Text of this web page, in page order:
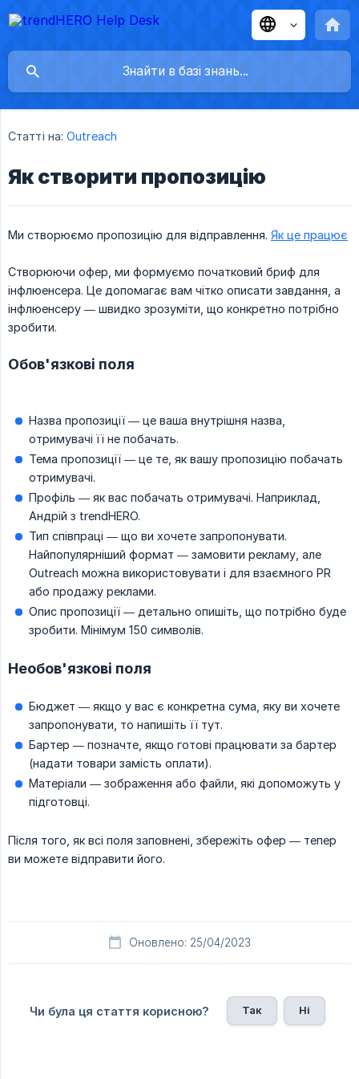
Статті на: Outreach
Як створити пропозицію
Ми створюємо пропозицію для відправлення. Як це працює
Створюючи офер, ми формуємо початковий бриф для
інфлюенсера. Це допомагає вам чітко описати завдання, а
інфлюенсеру — швидко зрозуміти, що конкретно потрібно
зробити.
Обов'язкові поля
Назва пропозиції — це ваша внутрішня назва,
отримувачі її не побачать.
Тема пропозиції — це те, як вашу пропозицію побачать
отримувачі.
Профіль — як вас побачать отримувачі. Наприклад,
Андрій з trendHERO.
Тип співпраці — що ви хочете запропонувати.
Найпопулярніший формат — замовити рекламу, але
Outreach можна використовувати і для взаємного PR
або продажу реклами.
Опис пропозиції — детально опишіть, що потрібно буде
зробити. Мінімум 150 символів.
Необов'язкові поля
Бюджет — якщо у вас є конкретна сума, яку ви хочете
запропонувати, то напишіть її тут.
Бартер — позначте, якщо готові працювати за бартер
(надати товари замість оплати).
Матеріали — зображення або файли, які допоможуть у
підготовці.
Після того, як всі поля заповнені, збережіть офер — тепер
ви можете відправити його.
Оновлено: 25/04/2023
Чи була ця стаття корисною? Так Ні